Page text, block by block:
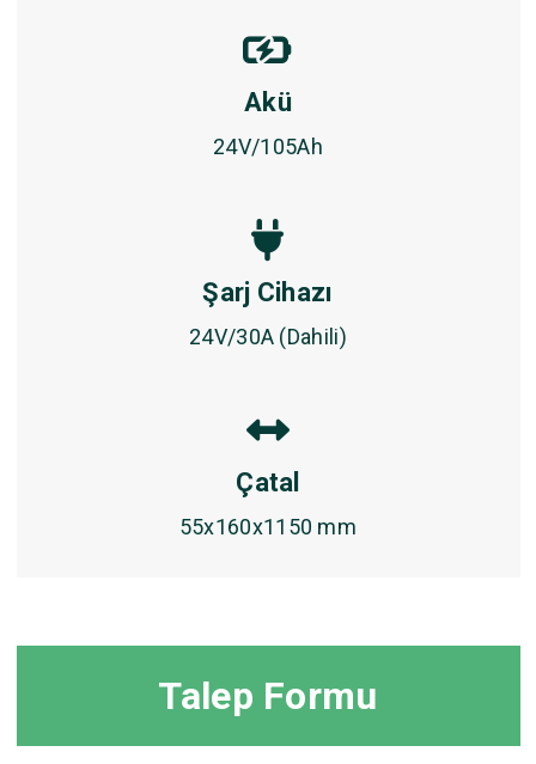
Akü
24V/105Ah
Şarj Cihazı
24V/30A (Dahili)
Çatal
55x160x1150 mm
Talep Formu